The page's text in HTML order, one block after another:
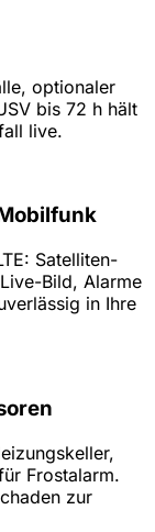
optionaler
bis 72 h hält
live.
Satelliten-
Bild, Alarme
in Ihre
Frostalarm.
zur